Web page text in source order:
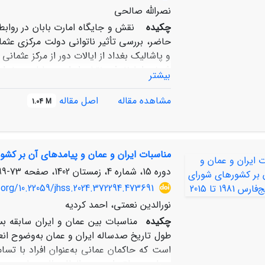
نصرالله صالحی
چکیده
نقش و جایگاه امارت بابان در
حاضر، بررسی تأثیر ناتوانی دولت مرکزی
و پاشالیک بغداد از ایالات دور از مرکز
شدند، اما نفوذ و نقش ایران در بابان و
به‌ویژه از سده دوازده تا نیمه سده
مثابه تهدید جدّی برای قلمرو غرب ایران
در جُستار حاضر، به روش توصیفی ـ تحلیلی و
ادّعای «دخالتِ» ایران رد شده است؛ زیرا
دولت ایران باشد، ناشی از ناتوانی و
ایران برای تأمین امنیّت اتباع و سرحدات
می­ شد
بیشتر
مشاهده مقاله
اصل مقاله 1.04 M
مناسبات ایران و عمان و پیامدهای آن بر
دوره 15، شماره 4، زمستان 1402، صفحه
73-99
10.22059/jhss.2024.372294.473691
نورالدین نعمتی، احمد کردیه
چکیده مناسبات بین عمان و ایران سابقه
طول تاریخ صدساله ایران و عمان به‌وضوح
است که حاکمان عمانی به‌عنوان افراد